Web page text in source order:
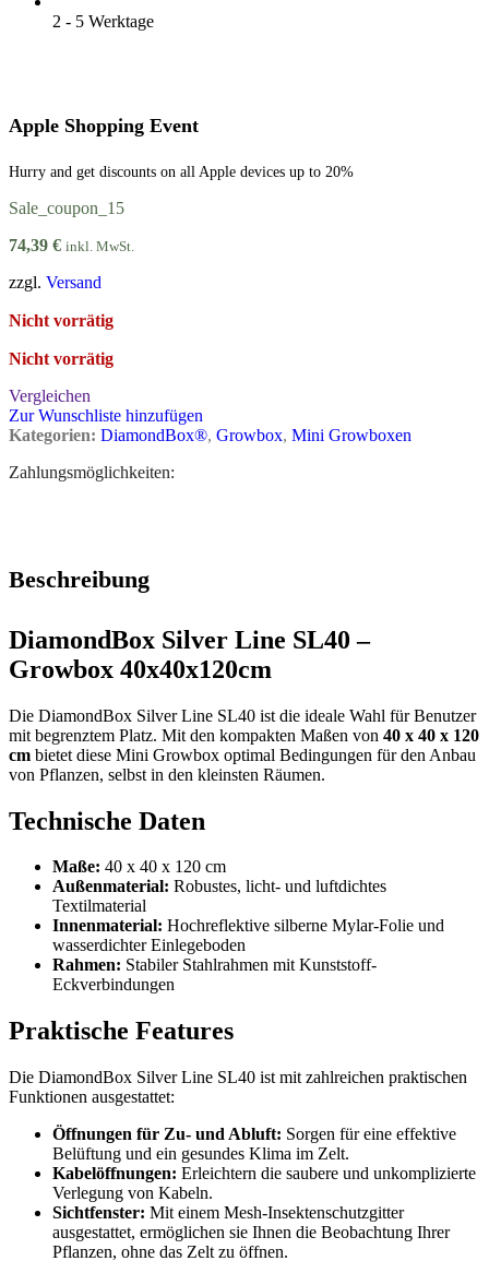
2 - 5 Werktage
Apple Shopping Event
Hurry and get discounts on all Apple devices up to 20%
Sale_coupon_15
74,39 € inkl. MwSt.
zzgl. Versand
Nicht vorrätig
Nicht vorrätig
Vergleichen
Zur Wunschliste hinzufügen
Kategorien: DiamondBox®, Growbox, Mini Growboxen
Zahlungsmöglichkeiten:
Beschreibung
DiamondBox Silver Line SL40 –
Growbox 40x40x120cm
Die DiamondBox Silver Line SL40 ist die ideale Wahl für Benutzer
mit begrenztem Platz. Mit den kompakten Maßen von 40 x 40 x 120
cm bietet diese Mini Growbox optimal Bedingungen für den Anbau
von Pflanzen, selbst in den kleinsten Räumen.
Technische Daten
Maße: 40 x 40 x 120 cm
Außenmaterial: Robustes, licht- und luftdichtes
Textilmaterial
Innenmaterial: Hochreflektive silberne Mylar-Folie und
wasserdichter Einlegeboden
Rahmen: Stabiler Stahlrahmen mit Kunststoff-
Eckverbindungen
Praktische Features
Die DiamondBox Silver Line SL40 ist mit zahlreichen praktischen
Funktionen ausgestattet:
Öffnungen für Zu- und Abluft: Sorgen für eine effektive
Belüftung und ein gesundes Klima im Zelt.
Kabelöffnungen: Erleichtern die saubere und unkomplizierte
Verlegung von Kabeln.
Sichtfenster: Mit einem Mesh-Insektenschutzgitter
ausgestattet, ermöglichen sie Ihnen die Beobachtung Ihrer
Pflanzen, ohne das Zelt zu öffnen.